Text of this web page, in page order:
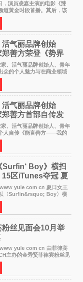
演员凌嘉主演的电影《辣
道黄金时段首播。其后，该
多次复播（2022年8月10
，2023年7月17日，2025年7
复
气丽品牌创始
郑善方荣登《势界
》6月刊
活气丽品牌创始人、青年
众的个人魅力与在商业领域
上《势界
，展现了他在时尚与商业领
明星企业家、青
气丽品牌创始
郑善方首部自传发
创业者的成长答卷
活气丽品牌创始人、青年
人自传《能言善方——我的
。这本书以他的人生轨迹为
了从逐梦少年到横跨美业、
Surfin‘ Boy》横扫
15区iTunes夺冠 夏
归yule com cn 夏日女王
〈Surfin&rsquo; Boy〉横
音乐粉丝的热烈反响。
了夏日迷你专辑《Velvet
丝见面会10月举
yule com cn 由菲律宾
主办的金秀贤菲律宾粉丝见
马尼拉SM Mall of
举行，预计规模达2万人。
陷